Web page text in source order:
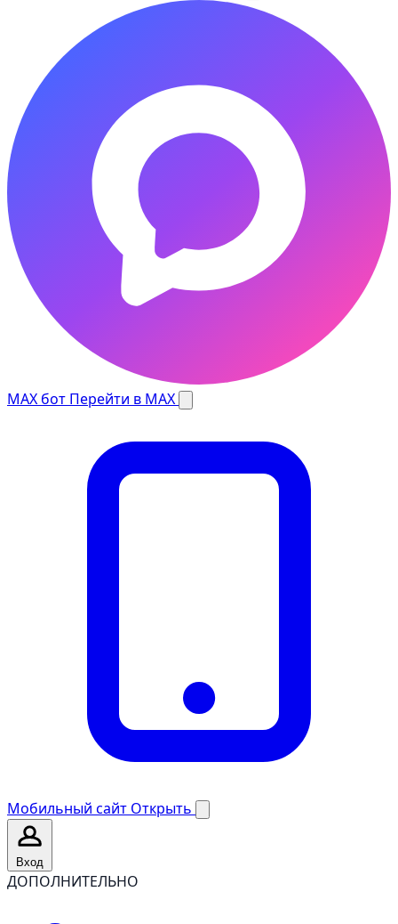
MAX бот Перейти в MAX
Мобильный сайт Открыть
Вход
ДОПОЛНИТЕЛЬНО